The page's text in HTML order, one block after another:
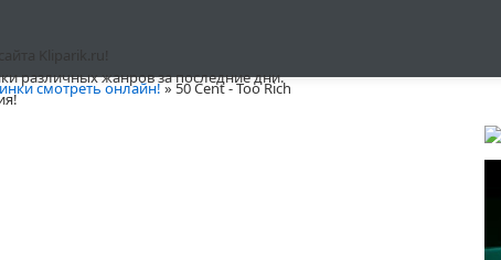
различных жанров за последние дни.
смотреть онлайн!» 50 Cent - Too Rich